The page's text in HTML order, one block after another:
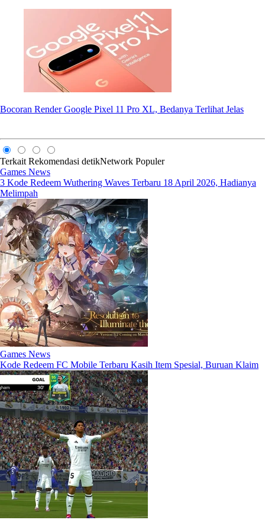
Bocoran Render Google Pixel 11 Pro XL, Bedanya Terlihat Jelas
Terkait Rekomendasi detikNetwork Populer
Games News
3 Kode Redeem Wuthering Waves Terbaru 18 April 2026, Hadianya
Melimpah
Games News
Kode Redeem FC Mobile Terbaru Kasih Item Spesial, Buruan Klaim